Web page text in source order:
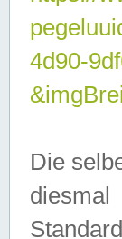
4d90-
Die